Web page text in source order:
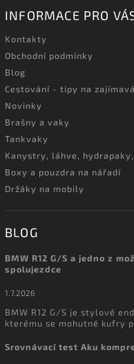
INFORMACE PRO
Kontakty
Obchodní podmínky
Blog
Cestování - tipy na
Novinky
Brašny a vaky
Tankvaky
Kanystry, láhve,
Boxy a pouzdra na nářadí
Držáky na mobily
BLOG
BMW R12 G/S a jedno z
spolujezdce
1.7.2026
BMW R12 G/S je stylové
kterému se mohutné kufry
Srovnávací test Aku